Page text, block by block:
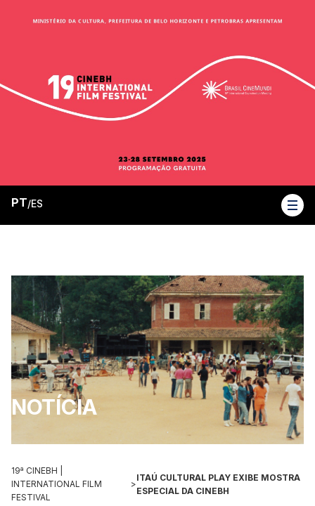
PT/ES
NOTÍCIA
19ª CINEBH |
INTERNATIONAL FILM
FESTIVAL
>
ITAÚ CULTURAL PLAY EXIBE MOSTRA
ESPECIAL DA CINEBH